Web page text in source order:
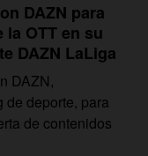
DAZN para
OTT en su
DAZN LaLiga
DAZN,
de deporte, para
de contenidos